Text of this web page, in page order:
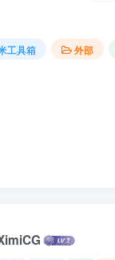
工具箱 外部